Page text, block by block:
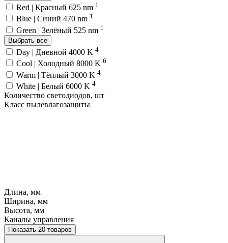
Red | Красный 625 nm 1
Blue | Синий 470 nm 1
Green | Зелёный 525 nm 1
Выбрать все
Day | Дневной 4000 K 4
Cool | Холодный 8000 K 6
Warm | Тёплый 3000 K 4
White | Белый 6000 K 4
Количество светодиодов, шт
Класс пылевлагозащиты
Длина, мм
Ширина, мм
Высота, мм
Каналы управления
Показать 20 товаров